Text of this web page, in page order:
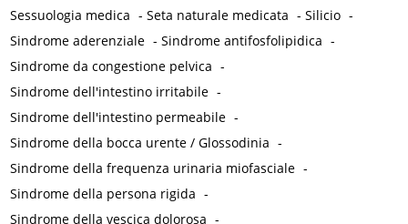
Sessuologia medica -Seta naturale medicata -Silicio -
Sindrome aderenziale -Sindrome antifosfolipidica -
Sindrome da congestione pelvica -
Sindrome dell'intestino irritabile -
Sindrome dell'intestino permeabile -
Sindrome della bocca urente / Glossodinia -
Sindrome della frequenza urinaria miofasciale -
Sindrome della persona rigida -
Sindrome della vescica dolorosa -